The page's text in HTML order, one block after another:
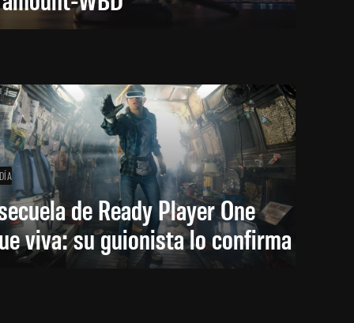
de Ready Player One
viva: su guionista lo confirma